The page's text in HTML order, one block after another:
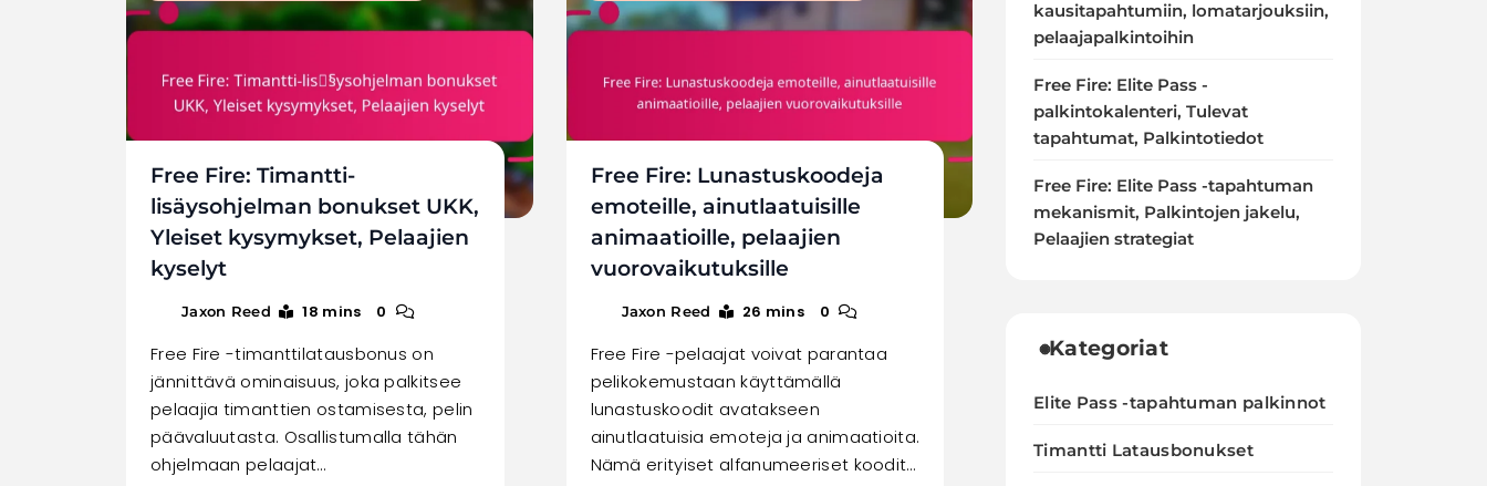
Free Fire: Timantti-
lisäysohjelman bonukset UKK,
Yleiset kysymykset, Pelaajien
kyselyt
Jaxon Reed 18 mins 0
Free Fire -timanttilatausbonus on
jännittävä ominaisuus, joka palkitsee
pelaajia timanttien ostamisesta, pelin
päävaluutasta. Osallistumalla tähän
ohjelmaan pelaajat…
Free Fire: Lunastuskoodeja
emoteille, ainutlaatuisille
animaatioille, pelaajien
vuorovaikutuksille
Jaxon Reed 26 mins 0
Free Fire -pelaajat voivat parantaa
pelikokemustaan käyttämällä
lunastuskoodit avatakseen
ainutlaatuisia emoteja ja animaatioita.
Nämä erityiset alfanumeeriset koodit…
kausitapahtumiin, lomatarjouksiin,
pelaajapalkintoihin
Free Fire: Elite Pass -
palkintokalenteri, Tulevat
tapahtumat, Palkintotiedot
Free Fire: Elite Pass -tapahtuman
mekanismit, Palkintojen jakelu,
Pelaajien strategiat
Kategoriat
Elite Pass -tapahtuman palkinnot
Timantti Latausbonukset